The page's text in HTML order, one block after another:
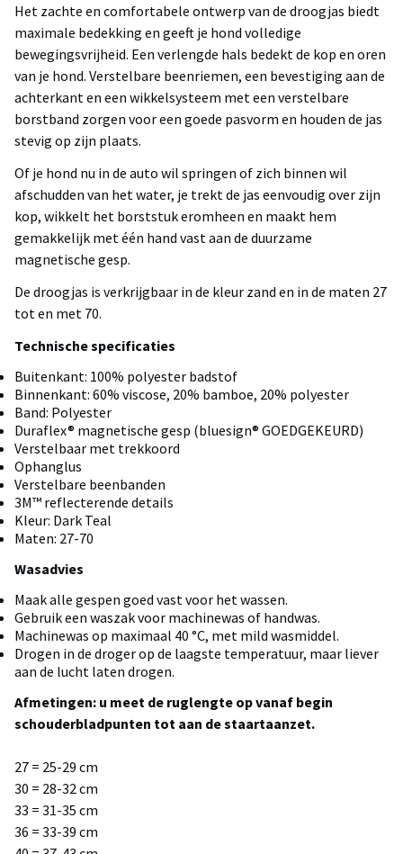
Het zachte en comfortabele ontwerp van de droogjas biedt
maximale bedekking en geeft je hond volledige
bewegingsvrijheid. Een verlengde hals bedekt de kop en oren
van je hond. Verstelbare beenriemen, een bevestiging aan de
achterkant en een wikkelsysteem met een verstelbare
borstband zorgen voor een goede pasvorm en houden de jas
stevig op zijn plaats.
Of je hond nu in de auto wil springen of zich binnen wil
afschudden van het water, je trekt de jas eenvoudig over zijn
kop, wikkelt het borststuk eromheen en maakt hem
gemakkelijk met één hand vast aan de duurzame
magnetische gesp.
De droogjas is verkrijgbaar in de kleur zand en in de maten 27
tot en met 70.
Technische specificaties
Buitenkant: 100% polyester badstof
Binnenkant: 60% viscose, 20% bamboe, 20% polyester
Band: Polyester
Duraflex® magnetische gesp (bluesign® GOEDGEKEURD)
Verstelbaar met trekkoord
Ophanglus
Verstelbare beenbanden
3M™ reflecterende details
Kleur: Dark Teal
Maten: 27-70
Wasadvies
Maak alle gespen goed vast voor het wassen.
Gebruik een waszak voor machinewas of handwas.
Machinewas op maximaal 40 °C, met mild wasmiddel.
Drogen in de droger op de laagste temperatuur, maar liever
aan de lucht laten drogen.
Afmetingen: u meet de ruglengte op vanaf begin
schouderbladpunten tot aan de staartaanzet.
27 = 25-29 cm
30 = 28-32 cm
33 = 31-35 cm
36 = 33-39 cm